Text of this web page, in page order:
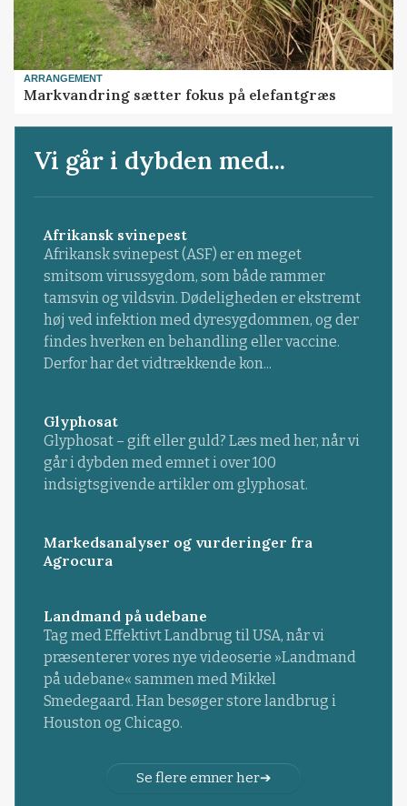
ARRANGEMENT
Markvandring sætter fokus på elefantgræs
Vi går i dybden med...
Afrikansk svinepest
Afrikansk svinepest (ASF) er en meget
smitsom virussygdom, som både rammer
tamsvin og vildsvin. Dødeligheden er ekstremt
høj ved infektion med dyresygdommen, og der
findes hverken en behandling eller vaccine.
Derfor har det vidtrækkende kon...
Glyphosat
Glyphosat – gift eller guld? Læs med her, når vi
går i dybden med emnet i over 100
indsigtsgivende artikler om glyphosat.
Markedsanalyser og vurderinger fra
Agrocura
Landmand på udebane
Tag med Effektivt Landbrug til USA, når vi
præsenterer vores nye videoserie »Landmand
på udebane« sammen med Mikkel
Smedegaard. Han besøger store landbrug i
Houston og Chicago.
Se flere emner her